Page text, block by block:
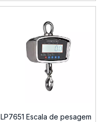
LP7651 Escala de pesagem